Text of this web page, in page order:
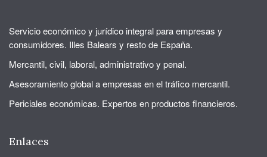
Servicio económico y jurídico integral para empresas y
consumidores. Illes Balears y resto de España.
Mercantil, civil, laboral, administrativo y penal.
Asesoramiento global a empresas en el tráfico mercantil.
Periciales económicas. Expertos en productos financieros.
Enlaces